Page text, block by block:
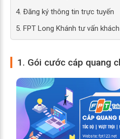
4. Đăng ký thông tin trực tuyến
5. FPT Long Khánh tư vấn
1. Gói cước cáp quang